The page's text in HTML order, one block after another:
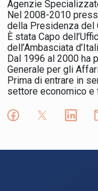
Agenzie
Nel 2008-2010
della Presidenza del
È stata Capo
dell’Ambasciata
Dal 1996 al 2000 ha
Generale per gli Affari
Prima di entrare in
settore economico e